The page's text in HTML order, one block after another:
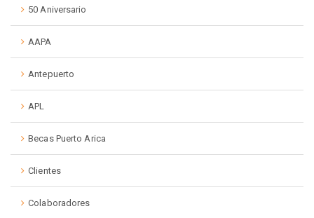
50 Aniversario
AAPA
Antepuerto
APL
Becas Puerto Arica
Clientes
Colaboradores